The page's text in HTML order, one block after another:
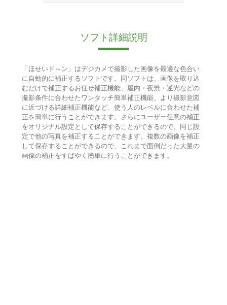
ソフト詳細説明
「ほせいド～ン」はデジカメで撮影した画像を最適な色合い
に自動的に補正するソフトです。同ソフトは、画像を取り込
むだけで補正するお任せ補正機能、屋内・夜景・逆光などの
撮影条件に合わせたワンタッチ簡単補正機能、より撮影意図
に近づける詳細補正機能など、使う人のレベルに合わせた補
正を簡単に行うことができます。さらにユーザー任意の補正
をオリジナル設定として保存することができるので、同じ設
定で他の写真を補正することができます。複数の画像を補正
して保存することができるので、これまで面倒だった大量の
画像の補正をすばやく簡単に行うことができます。